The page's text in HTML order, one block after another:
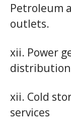
Petroleum
outlets.
xii. Power
distribution
xii. Cold
services